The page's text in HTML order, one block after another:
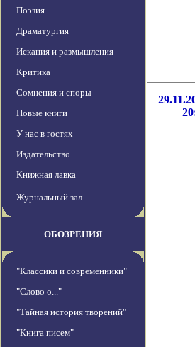
Поэзия
Драматургия
Искания и размышления
Критика
Сомнения и споры
Новые книги
У нас в гостях
Издательство
Книжная лавка
Журнальный зал
ОБОЗРЕНИЯ
"Классики и современники"
"Слово о..."
"Тайная история творений"
"Книга писем"